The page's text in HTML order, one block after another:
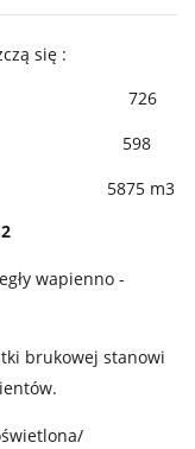
się :
726
598
m3
wapienno -
brukowej stanowi